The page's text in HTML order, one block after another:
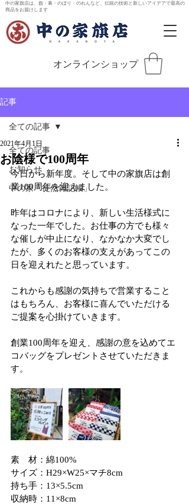
中の家旗店は、旗・幕・のぼり・のれんなど、伝統の技術と新しいアイデアで最高の
商品をお届けします
オンラインショップ
記事
全ての記事
お知らせ
中の家「徒然雑記帳」
全ての記事
お陰様で100周年
2021年4月1日
今日から新年度。そして中の家旗店は創
業100周年を迎えました。
昨年はコロナにより、新しい生活様式に
なった一年でした。お仕事の方でも様々
な催しが中止になり、なかなか大変でし
たが、多くのお客様の支えがあってこの
日を迎えれたと思っています。
これからも感謝の気持ちで営業すること
はもちろん、お客様に喜んでいただける
ご提案を心掛けていきます。
創業100周年を迎え、感謝の意を込めてエ
コバッグをプレゼントさせていただきま
す。
素　材：綿100%
サイズ：H29×W25×マチ8cm
持ち手：13×5.5cm
収納時：11×8cm